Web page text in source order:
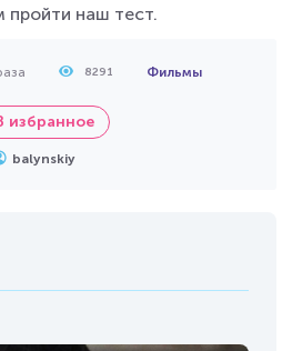
пройти наш тест.
8291 Фильмы
избранное
balynskiy